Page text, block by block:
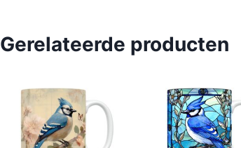
Gerelateerde producten